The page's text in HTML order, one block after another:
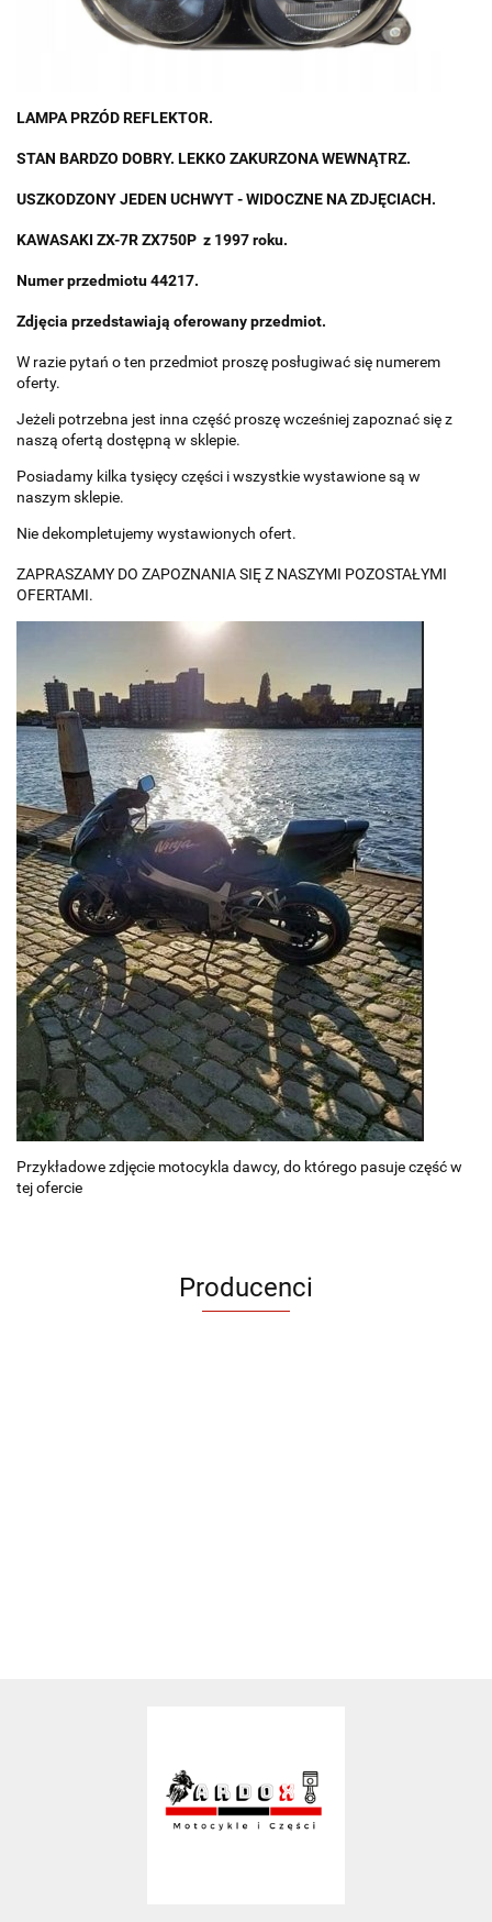
LAMPA PRZÓD REFLEKTOR.
STAN BARDZO DOBRY. LEKKO ZAKURZONA WEWNĄTRZ.
USZKODZONY JEDEN UCHWYT - WIDOCZNE NA ZDJĘCIACH.
KAWASAKI ZX-7R ZX750P z 1997 roku.
Numer przedmiotu 44217.
Zdjęcia przedstawiają oferowany przedmiot.
W razie pytań o ten przedmiot proszę posługiwać się numerem
oferty.
Jeżeli potrzebna jest inna część proszę wcześniej zapoznać się z
naszą ofertą dostępną w sklepie.
Posiadamy kilka tysięcy części i wszystkie wystawione są w
naszym sklepie.
Nie dekompletujemy wystawionych ofert.
ZAPRASZAMY DO ZAPOZNANIA SIĘ Z NASZYMI POZOSTAŁYMI
OFERTAMI.
Przykładowe zdjęcie motocykla dawcy, do którego pasuje część w
tej ofercie
Producenci